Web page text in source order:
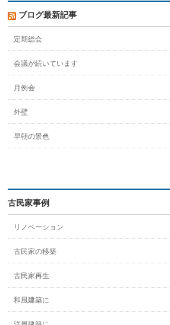
ブログ最新記事
定期総会
会議が続いています
月例会
外壁
早朝の景色
古民家事例
リノベーション
古民家の移築
古民家再生
和風建築に